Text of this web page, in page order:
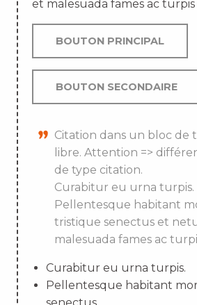
et malesuada fames ac turpis
BOUTON PRINCIPAL
BOUTON SECONDAIRE
Citation dans un bloc de
libre. Attention =>
de type citation.
Curabitur eu urna turpis.
Pellentesque habitant
tristique senectus et
malesuada fames ac
Curabitur eu urna turpis.
Pellentesque habitant